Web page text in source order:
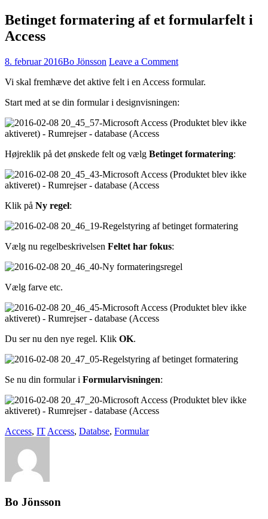
Betinget formatering af et formularfelt i
Access
8. februar 2016Bo Jönsson Leave a Comment
Vi skal fremhæve det aktive felt i en Access formular.
Start med at se din formular i designvisningen:
Højreklik på det ønskede felt og vælg Betinget formatering:
Klik på Ny regel:
Vælg nu regelbeskrivelsen Feltet har fokus:
Vælg farve etc.
Du ser nu den nye regel. Klik OK.
Se nu din formular i Formularvisningen:
Access, IT Access, Databse, Formular
Bo Jönsson